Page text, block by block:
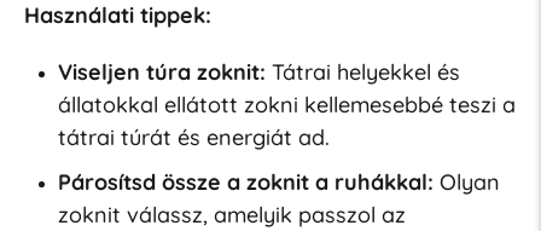
Használati tippek:
Viseljen túra zoknit: Tátrai helyekkel és
állatokkal ellátott zokni kellemesebbé teszi a
tátrai túrát és energiát ad.
Párosítsd össze a zoknit a ruhákkal: Olyan
zoknit válassz, amelyik passzol az